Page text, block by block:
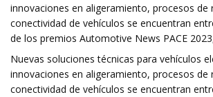
innovaciones en aligeramiento, procesos de
conectividad de vehículos se encuentran
de los premios Automotive News PACE
Nuevas soluciones técnicas para vehículos
innovaciones en aligeramiento, procesos de
conectividad de vehículos se encuentran